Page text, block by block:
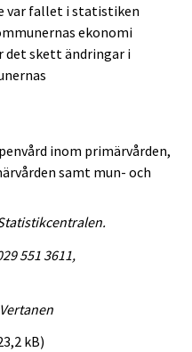
var fallet i statistiken
ekonomi
det skett ändringar i
inom primärvården,
samt mun- och
551 3611,
kB)